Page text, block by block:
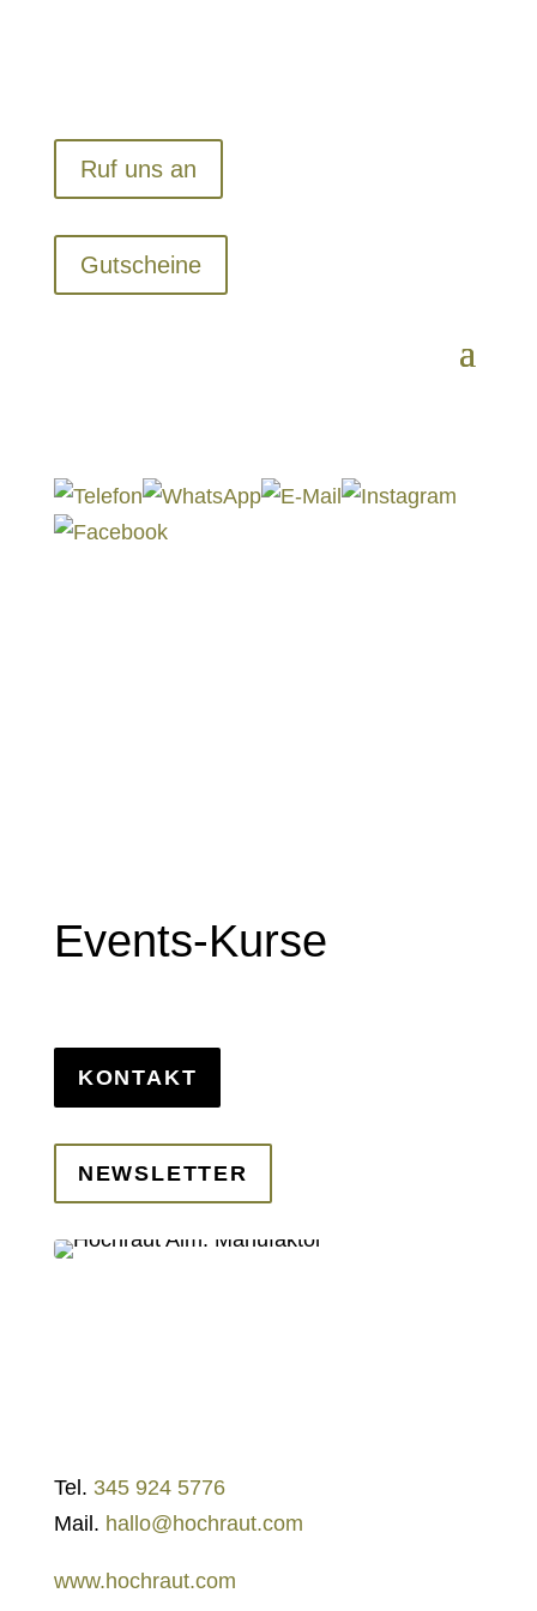
Ruf uns an
Gutscheine
Events-Kurse
KONTAKT
NEWSLETTER
Tel. 345 924 5776
Mail. hallo@hochraut.com
www.hochraut.com